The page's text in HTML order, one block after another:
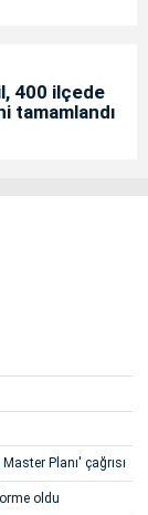
400 ilçede
tamamlandı
Planı' çağrısı
oldu